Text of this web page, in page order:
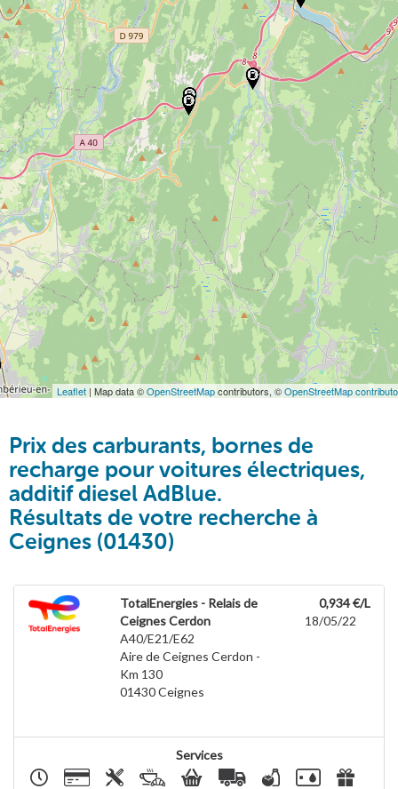
Leaflet | Map data ©OpenStreetMapcontributors, ©OpenStreetMap
Prix des carburants, bornes de
recharge pour voitures électriques,
additif diesel AdBlue.
Résultats de votre recherche à
Ceignes (01430)
TotalEnergies - Relais de
Ceignes Cerdon
A40/E21/E62
Aire de Ceignes Cerdon -
Km 130
01430Ceignes
0,934 €/L
18/05/22
Services